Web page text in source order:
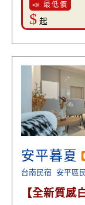
📣 最低價
$ 起
安平暮夏
台南民宿 安平區
【全新質感